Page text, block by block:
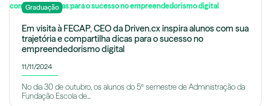
Graduação
Em visita à FECAP, CEO da Driven.cx inspira alunos com sua
trajetória e compartilha dicas para o sucesso no
empreendedorismo digital
11/11/2024
No dia 30 de outubro, os alunos do 5º semestre de Administração da
Fundação Escola de...